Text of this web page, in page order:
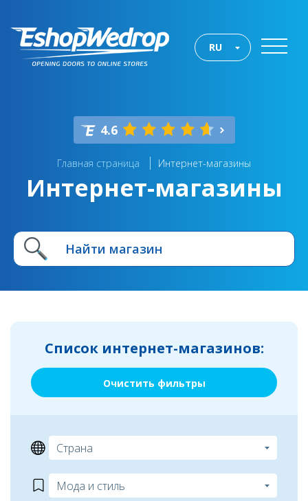
RU
4.6
Главная страница Интернет-магазины
Интернет-магазины
Список интернет-магазинов:
Очистить фильтры